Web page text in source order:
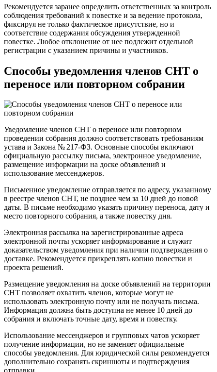
Рекомендуется заранее определить ответственных за контроль
соблюдения требований к повестке и за ведение протокола,
фиксируя не только фактическое присутствие, но и
соответствие содержания обсуждения утвержденной
повестке. Любое отклонение от нее подлежит отдельной
регистрации с указанием причины и участников.
Способы уведомления членов СНТ о
переносе или повторном собрании
Уведомление членов СНТ о переносе или повторном
проведении собрания должно соответствовать требованиям
устава и Закона № 217-ФЗ. Основные способы включают
официальную рассылку письма, электронное уведомление,
размещение информации на доске объявлений и
использование мессенджеров.
Письменное уведомление отправляется по адресу, указанному
в реестре членов СНТ, не позднее чем за 10 дней до новой
даты. В письме необходимо указать причину переноса, дату и
место повторного собрания, а также повестку дня.
Электронная рассылка на зарегистрированные адреса
электронной почты ускоряет информирование и служит
доказательством уведомления при наличии подтверждения о
доставке. Рекомендуется прикреплять копию повестки и
проекта решений.
Размещение уведомления на доске объявлений на территории
СНТ позволяет охватить членов, которые могут не
использовать электронную почту или не получать письма.
Информация должна быть доступна не менее 10 дней до
собрания и включать точные дату, время и повестку.
Использование мессенджеров и групповых чатов ускоряет
получение информации, но не заменяет официальные
способы уведомления. Для юридической силы рекомендуется
дополнительно сохранять скриншоты и подтверждения